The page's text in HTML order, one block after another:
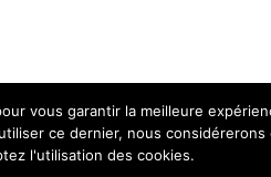
vous garantir la meilleure
ce dernier, nous considérerons
l'utilisation des cookies.